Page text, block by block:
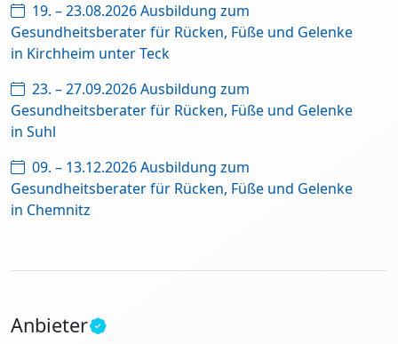
19. – 23.08.2026 Ausbildung zum
Gesundheitsberater für Rücken, Füße und Gelenke
in Kirchheim unter Teck
23. – 27.09.2026 Ausbildung zum
Gesundheitsberater für Rücken, Füße und Gelenke
in Suhl
09. – 13.12.2026 Ausbildung zum
Gesundheitsberater für Rücken, Füße und Gelenke
in Chemnitz
Anbieter